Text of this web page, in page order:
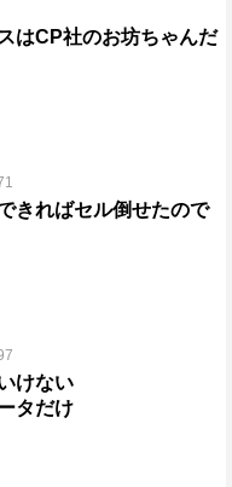
はCP社のお坊ちゃんだ
きればセル倒せたので
けない
タだけ